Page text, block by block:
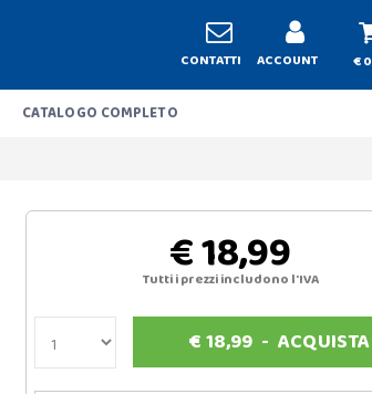
CONTATTI ACCOUNT € 0
CATALOGO COMPLETO
€ 18,99
Tutti i prezzi includono l'IVA
€18,99 -ACQUISTA